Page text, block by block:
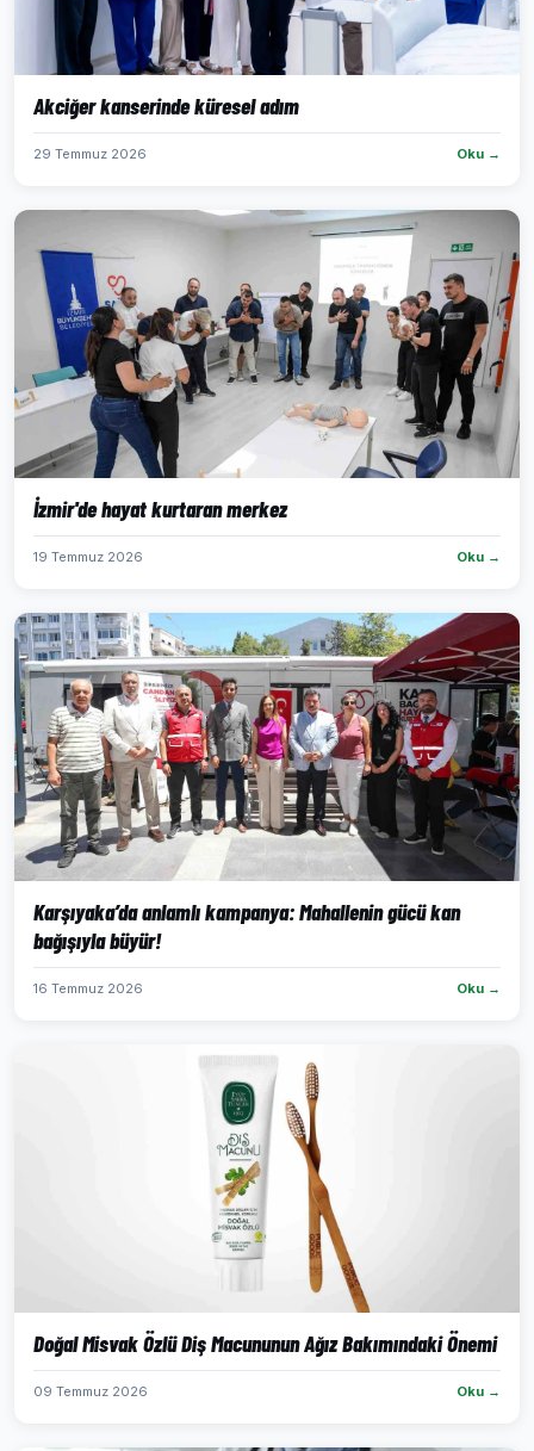
Akciğer kanserinde küresel adım
29 Temmuz 2026 Oku →
İzmir'de hayat kurtaran merkez
19 Temmuz 2026 Oku →
Karşıyaka’da anlamlı kampanya: Mahallenin gücü kan
bağışıyla büyür!
16 Temmuz 2026 Oku →
Doğal Misvak Özlü Diş Macununun Ağız Bakımındaki Önemi
09 Temmuz 2026 Oku →